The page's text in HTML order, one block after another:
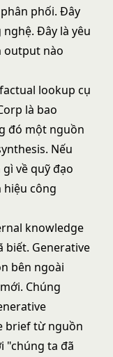
phối. Đây
Đây là yêu
output nào
lookup cụ
là bao
đó một nguồn
Nếu
về quỹ đạo
công
knowledge
biết. Generative
bên ngoài
Chúng
brief từ nguồn
"chúng ta đã